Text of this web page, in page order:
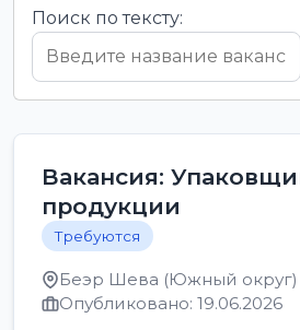
Поиск по тексту:
Вакансия:
продукции
Требуются
Беэр Шева (Южный округ)
Опубликовано: 19.06.2026